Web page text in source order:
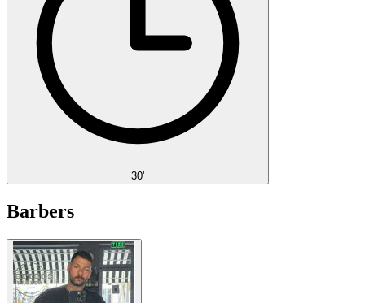
30'
Barbers